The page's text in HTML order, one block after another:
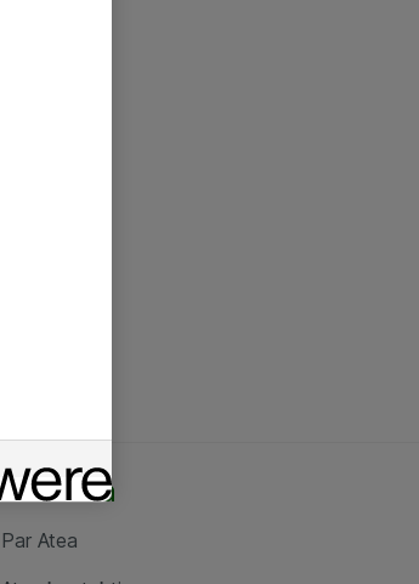
Par Atea
Par Atea